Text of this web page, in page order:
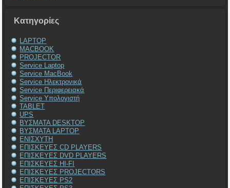
Kατηγορίες
LAPTOP
MACBOOK
PROJECTOR
Service Laptop
Service MacBook
Service Ηλεκτρονικά
Service Περιφερειακά
Service Υπολογιστή
TABLET
UPS
ΒΥΣΜΑΤΑ DESKTOP
ΒΥΣΜΑΤΑ LAPTOP
ΕΝΙΣΧΥΤΗ
ΕΠΙΣΚΕΥΕΣ CD PLAYERS
ΕΠΙΣΚΕΥΕΣ DVD PLAYERS
ΕΠΙΣΚΕΥΕΣ HI-FI
ΕΠΙΣΚΕΥΕΣ PROJECTORS
ΕΠΙΣΚΕΥΕΣ PS2